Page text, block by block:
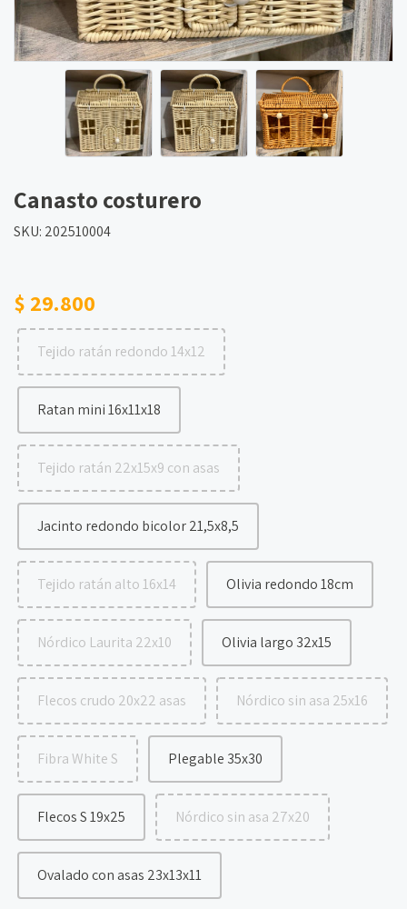
Canasto costurero
SKU: 202510004
$ 29.800
Tejido ratán redondo 14x12
Ratan mini 16x11x18
Tejido ratán 22x15x9 con asas
Jacinto redondo bicolor 21,5x8,5
Tejido ratán alto 16x14 Olivia redondo 18cm
Nórdico Laurita 22x10 Olivia largo 32x15
Flecos crudo 20x22 asas Nórdico sin asa 25x16
Fibra White S Plegable 35x30
Flecos S 19x25 Nórdico sin asa 27x20
Ovalado con asas 23x13x11